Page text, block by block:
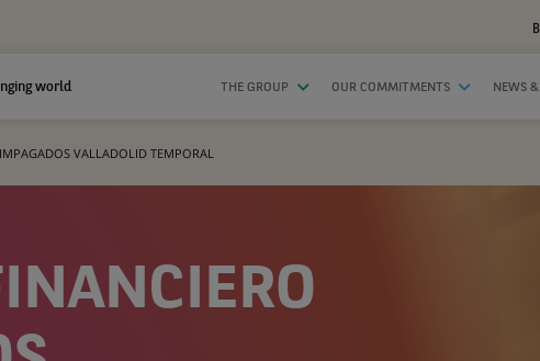
world THE GROUP OUR COMMITMENTS NEWS
VALLADOLID TEMPORAL